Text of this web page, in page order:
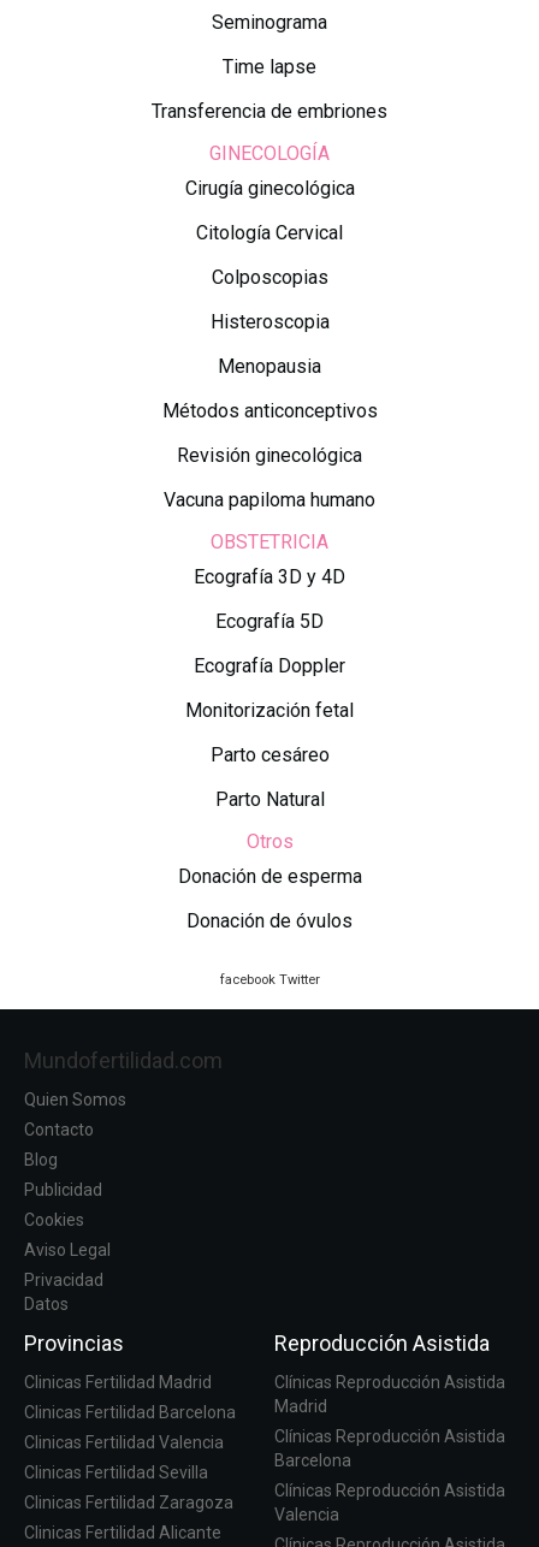
Seminograma
Time lapse
Transferencia de embriones
GINECOLOGÍA
Cirugía ginecológica
Citología Cervical
Colposcopias
Histeroscopia
Menopausia
Métodos anticonceptivos
Revisión ginecológica
Vacuna papiloma humano
OBSTETRICIA
Ecografía 3D y 4D
Ecografía 5D
Ecografía Doppler
Monitorización fetal
Parto cesáreo
Parto Natural
Otros
Donación de esperma
Donación de óvulos
facebook Twitter
Mundofertilidad.com
Quien Somos
Contacto
Blog
Publicidad
Cookies
Aviso Legal
Privacidad
Datos
Provincias
Clinicas Fertilidad Madrid
Clinicas Fertilidad Barcelona
Clinicas Fertilidad Valencia
Clinicas Fertilidad Sevilla
Clinicas Fertilidad Zaragoza
Clinicas Fertilidad Alicante
Reproducción Asistida
Clínicas Reproducción Asistida
Madrid
Clínicas Reproducción Asistida
Barcelona
Clínicas Reproducción Asistida
Valencia